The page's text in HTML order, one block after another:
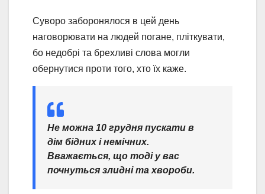
Суворо заборонялося в цей день
наговорювати на людей погане, пліткувати,
бо недобрі та брехливі слова могли
обернутися проти того, хто їх каже.
Не можна 10 грудня пускати в
дім бідних і немічних.
Вважається, що тоді у вас
почнуться злидні та хвороби.